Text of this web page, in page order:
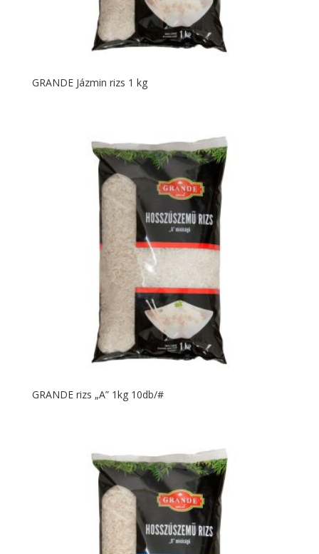
GRANDE Jázmin rizs 1 kg
GRANDE rizs „A” 1kg 10db/#